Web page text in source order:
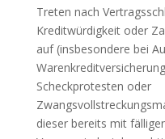
Treten nach
Kreditwürdigkeit oder
auf (insbesondere bei
Scheckprotesten oder
dieser bereits mit